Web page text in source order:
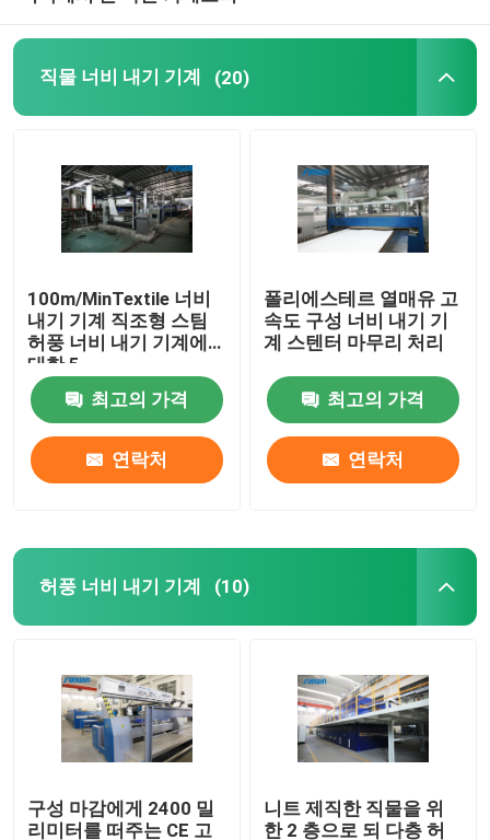
직물 너비 내기 기계 (20)
100m/MinTextile 너비
내기 기계 직조형 스팀
허풍 너비 내기 기계에
대한 5
최고의 가격
연락처
폴리에스테르 열매유 고
속도 구성 너비 내기 기
계 스텐터 마무리 처리
최고의 가격
연락처
허풍 너비 내기 기계 (10)
구성 마감에게 2400 밀
리미터를 떠주는 CE 고
니트 제직한 직물을 위
한 2 층으로 되 다층 허